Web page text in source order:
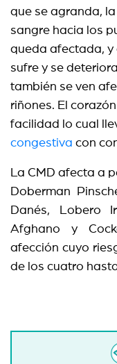
que se agranda,
sangre hacia los
queda afectada, y
sufre y se
también se ven
riñones. El
facilidad lo cual
congestiva con
La CMD afecta a
Doberman
Danés, Lobero
Afghano y
afección cuyo
de los cuatro